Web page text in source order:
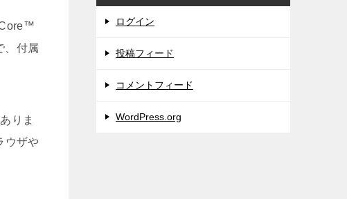
Core™
、付属
りま
ウザや
ログイン
投稿フィード
コメントフィード
WordPress.org